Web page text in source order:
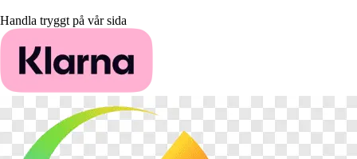
Handla tryggt på vår sida